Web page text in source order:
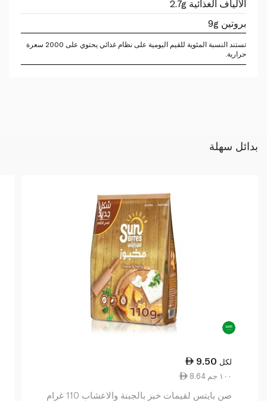
الألياف الغذائية 2.7g
بروتين 9g
تستند النسبة المئوية للقيم اليومية على نظام غذائي يحتوي على 2000 سعرة
حرارية.
بدائل سهلة
9.50 لكل
8.64 ١٠٠ جم
صن بايتس لقيمات خبز بالجبنة والاعشاب 110 غرام